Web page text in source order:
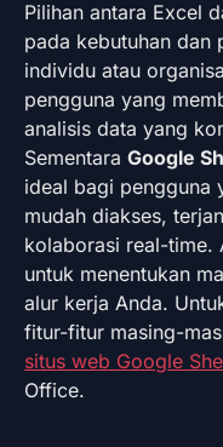
Pilihan antara Excel
pada kebutuhan dan
individu atau
pengguna yang
analisis data yang
Sementara Google
ideal bagi pengguna
mudah diakses,
kolaborasi real-time.
untuk menentukan
alur kerja Anda.
fitur-fitur masing-
situs web Google
Office.